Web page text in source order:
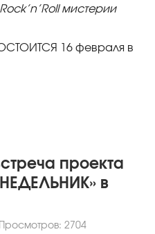
Rock’n’Roll мистерии
16 февраля в
проекта
в
Просмотров: 2704